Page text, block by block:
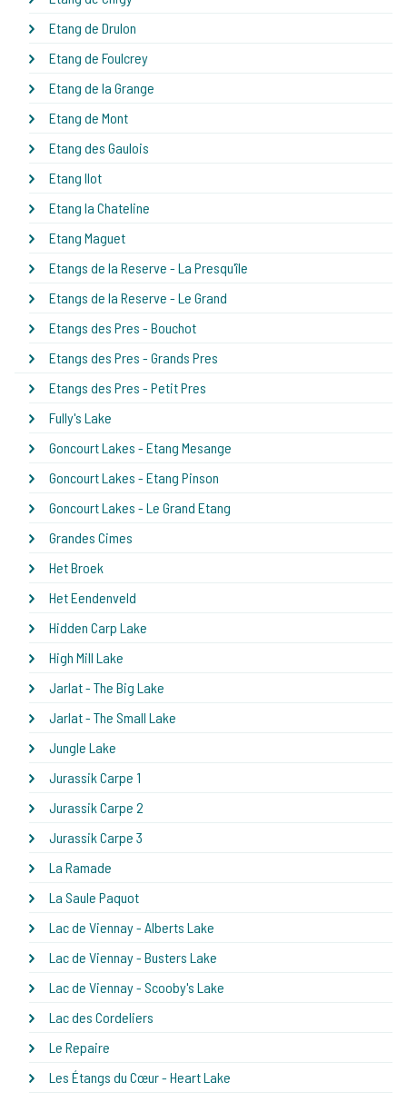
Etang de Drulon
Etang de Foulcrey
Etang de la Grange
Etang de Mont
Etang des Gaulois
Etang Ilot
Etang la Chateline
Etang Maguet
Etangs de la Reserve - La Presqu'île
Etangs de la Reserve - Le Grand
Etangs des Pres - Bouchot
Etangs des Pres - Grands Pres
Etangs des Pres - Petit Pres
Fully's Lake
Goncourt Lakes - Etang Mesange
Goncourt Lakes - Etang Pinson
Goncourt Lakes - Le Grand Etang
Grandes Cimes
Het Broek
Het Eendenveld
Hidden Carp Lake
High Mill Lake
Jarlat - The Big Lake
Jarlat - The Small Lake
Jungle Lake
Jurassik Carpe 1
Jurassik Carpe 2
Jurassik Carpe 3
La Ramade
La Saule Paquot
Lac de Viennay - Alberts Lake
Lac de Viennay - Busters Lake
Lac de Viennay - Scooby's Lake
Lac des Cordeliers
Le Repaire
Les Étangs du Cœur - Heart Lake